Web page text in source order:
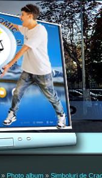
» Photo album » Simboluri de